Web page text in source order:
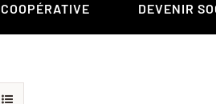
COOPÉRATIVE DEVENIR